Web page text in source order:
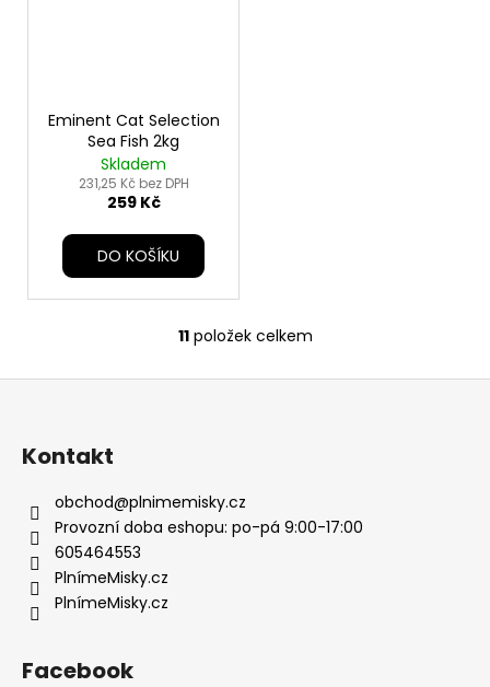
Eminent Cat Selection
Sea Fish 2kg
Skladem
231,25 Kč bez DPH
259 Kč
DO KOŠÍKU
O
v
c
í
p
11položek celkem
Z
Kontakt
obchod@plnimemisky.cz
Provozní doba eshopu: po-pá 9:00-17:00
605464553
PlnímeMisky.cz
PlnímeMisky.cz
Facebook